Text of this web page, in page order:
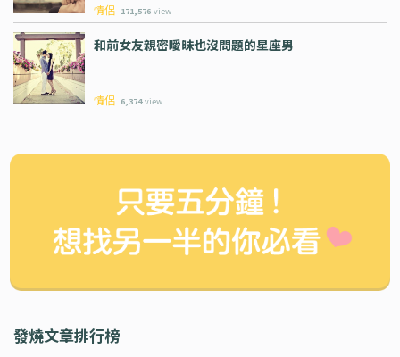
情侶 171,576 view
和前女友親密曖昧也沒問題的星座男
情侶 6,374 view
發燒文章排行榜